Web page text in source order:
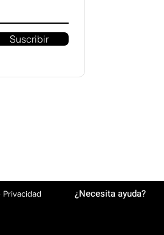
Suscribir
Privacidad ¿Necesita ayuda?